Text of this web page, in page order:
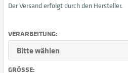
Der Versand erfolgt durch den Hersteller.
VERARBEITUNG:
GRÖSSE: